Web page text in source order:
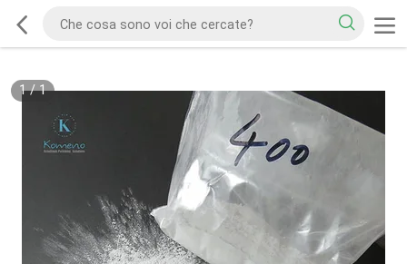
1/1